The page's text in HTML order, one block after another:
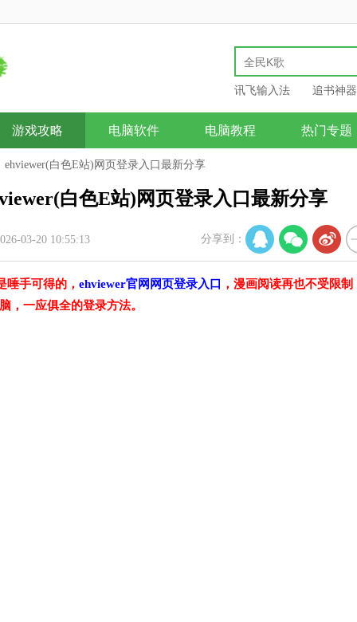
讯飞输入法 追书神器
游戏攻略 电脑软件 电脑教程 热门专题
ehviewer(白色E站)网页登录入口最新分享
白色E站)网页登录入口最新分享
03-20 10:55:13
手可得的， ehviewer官网网页登录入口 ，漫画阅读再也不受限制
，一应俱全的登录方法。
分享到：